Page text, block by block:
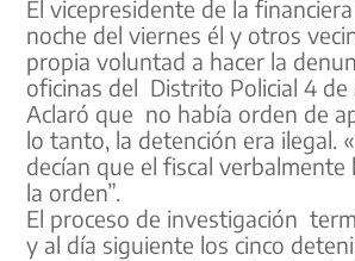
El vicepresidente de la
noche del viernes él y otros
propia voluntad a hacer la
oficinas del Distrito Policial 4 de
Aclaró que no había orden de
lo tanto, la detención era ilegal.
decían que el fiscal verbalmente
la orden”.
El proceso de investigación
y al día siguiente los cinco